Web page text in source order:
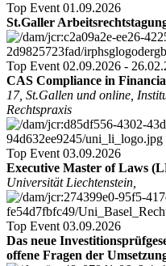
Top Event 01.09.2026
St.Galler
Top Event 02.09.2026 -
CAS Compliance in
17, St.Gallen und online,
Rechtspraxis
Top Event 03.09.2026
Executive Master of Laws
Universität Liechtenstein,
Top Event 03.09.2026
Das neue
offene Fragen der